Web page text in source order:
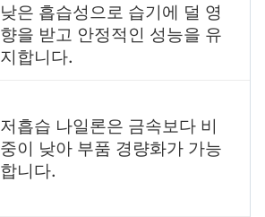
낮은 흡습성으로 습기에 덜 영
향을 받고 안정적인 성능을 유
지합니다.
저흡습 나일론은 금속보다 비
중이 낮아 부품 경량화가 가능
합니다.